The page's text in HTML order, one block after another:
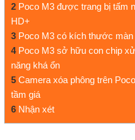
2 Poco M3 được trang bị tấm
HD+
3 Poco M3 có kích thước
4 Poco M3 sở hữu con chip
năng khá ổn
5 Camera xóa phông trên
tầm giá
6 Nhận xét